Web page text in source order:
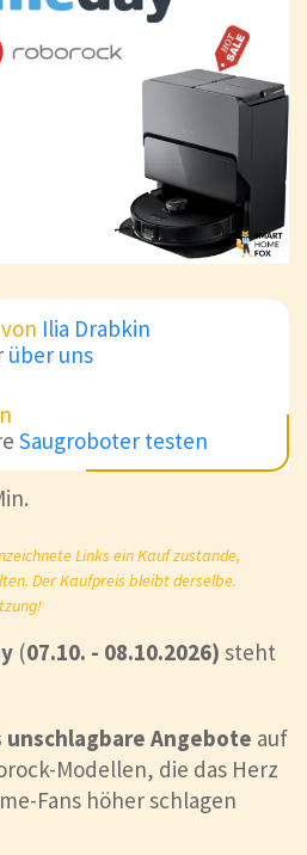
Ilia Drabkin
über uns
Saugroboter testen
Links ein Kauf zustande,
Der Kaufpreis bleibt derselbe.
(07.10. - 08.10.2026) steht
unschlagbare Angebote auf
Modellen, die das Herz
Fans höher schlagen